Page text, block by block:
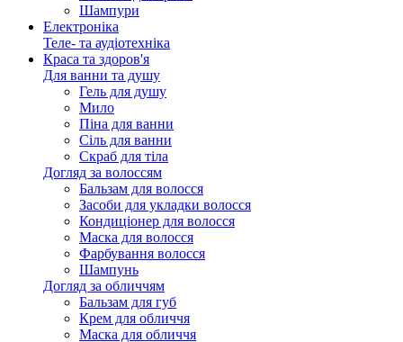
Шампури
Електроніка
Теле- та аудіотехніка
Краса та здоров'я
Для ванни та душу
Гель для душу
Мило
Піна для ванни
Сіль для ванни
Скраб для тіла
Догляд за волоссям
Бальзам для волосся
Засоби для укладки волосся
Кондиціонер для волосся
Маска для волосся
Фарбування волосся
Шампунь
Догляд за обличчям
Бальзам для губ
Крем для обличчя
Маска для обличчя